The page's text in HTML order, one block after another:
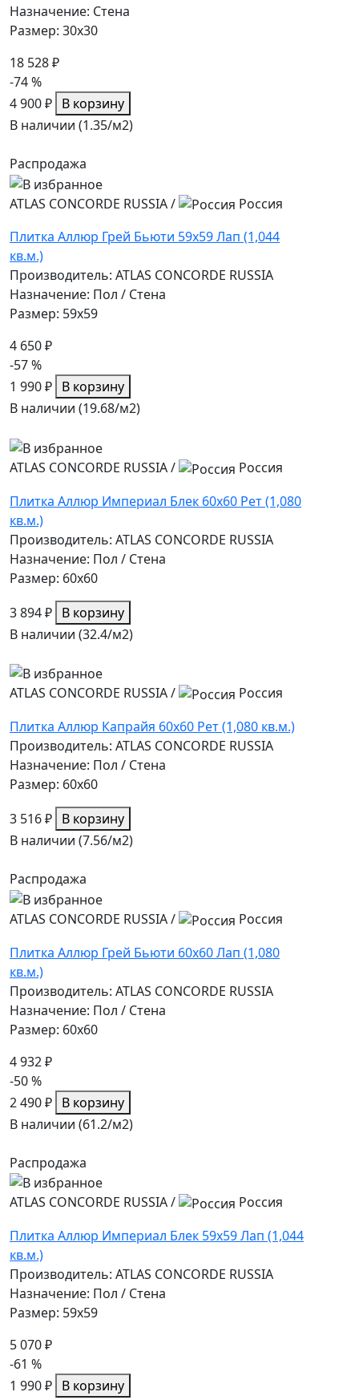
Назначение: Стена
Размер: 30x30
18 528 ₽
-74 %
4 900 ₽ В корзину
В наличии (1.35/м2)
Распродажа
ATLAS CONCORDE RUSSIA/
Россия
Плитка Аллюр Грей Бьюти 59x59 Лап (1,044
кв.м.)
Производитель: ATLAS CONCORDE RUSSIA
Назначение: Пол / Стена
Размер: 59x59
4 650 ₽
-57 %
1 990 ₽ В корзину
В наличии (19.68/м2)
ATLAS CONCORDE RUSSIA/
Россия
Плитка Аллюр Империал Блек 60x60 Рет (1,080
кв.м.)
Производитель: ATLAS CONCORDE RUSSIA
Назначение: Пол / Стена
Размер: 60x60
3 894 ₽ В корзину
В наличии (32.4/м2)
ATLAS CONCORDE RUSSIA/
Россия
Плитка Аллюр Капрайя 60x60 Рет (1,080 кв.м.)
Производитель: ATLAS CONCORDE RUSSIA
Назначение: Пол / Стена
Размер: 60x60
3 516 ₽ В корзину
В наличии (7.56/м2)
Распродажа
ATLAS CONCORDE RUSSIA/
Россия
Плитка Аллюр Грей Бьюти 60x60 Лап (1,080
кв.м.)
Производитель: ATLAS CONCORDE RUSSIA
Назначение: Пол / Стена
Размер: 60x60
4 932 ₽
-50 %
2 490 ₽ В корзину
В наличии (61.2/м2)
Распродажа
ATLAS CONCORDE RUSSIA/
Россия
Плитка Аллюр Империал Блек 59x59 Лап (1,044
кв.м.)
Производитель: ATLAS CONCORDE RUSSIA
Назначение: Пол / Стена
Размер: 59x59
5 070 ₽
-61 %
1 990 ₽ В корзину